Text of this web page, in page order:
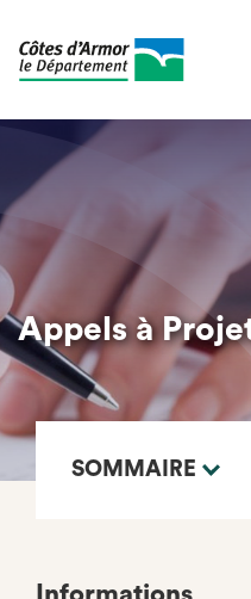
contenu
principal
Appels à
SOMMAIRE